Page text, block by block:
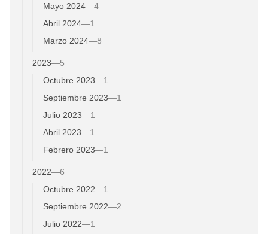
Mayo 2024—4
Abril 2024—1
Marzo 2024—8
2023—5
Octubre 2023—1
Septiembre 2023—1
Julio 2023—1
Abril 2023—1
Febrero 2023—1
2022—6
Octubre 2022—1
Septiembre 2022—2
Julio 2022—1